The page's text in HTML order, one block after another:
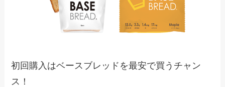
初回購入はベースブレッドを最安で買うチャン
ス！